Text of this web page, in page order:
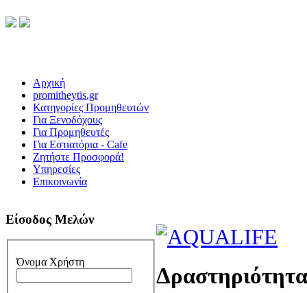
Αρχική
promitheytis.gr
Κατηγορίες Προμηθευτών
Για Ξενοδόχους
Για Προμηθευτές
Για Εστιατόρια - Cafe
Ζητήστε Προσφορά!
Υπηρεσίες
Επικοινωνία
Είσοδος Μελών
Όνομα Χρήστη
Δραστηριότητα